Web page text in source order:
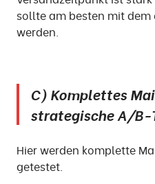
sollte am besten mit dem
werden.
C) Komplettes
strategische A/B-
Hier werden komplette
getestet.